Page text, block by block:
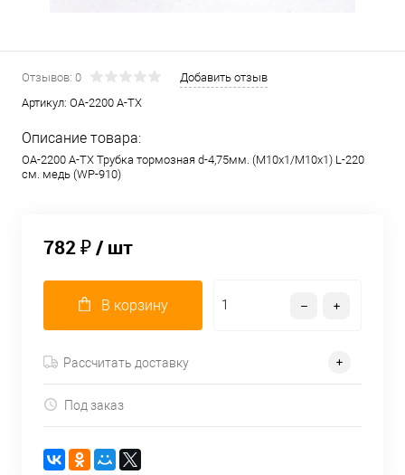
Отзывов: 0
Добавить отзыв
Артикул: OA-2200 A-TX
Описание товара:
OA-2200 A-TX Трубка тормозная d-4,75мм. (М10х1/М10х1) L-220
см. медь (WP-910)
782 ₽/ шт
В корзину
Рассчитать доставку
Под заказ